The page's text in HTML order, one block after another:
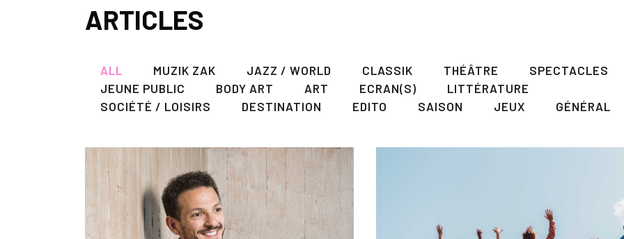
ARTICLES
ALL MUZIK ZAK JAZZ / WORLD CLASSIK THÉÂTRE
SPECTACLES
JEUNE PUBLIC
BODY ART ART ECRAN(S)
LITTÉRATURE
SOCIÉTÉ / LOISIRS
DESTINATION EDITO SAISON JEUX GÉNÉRAL